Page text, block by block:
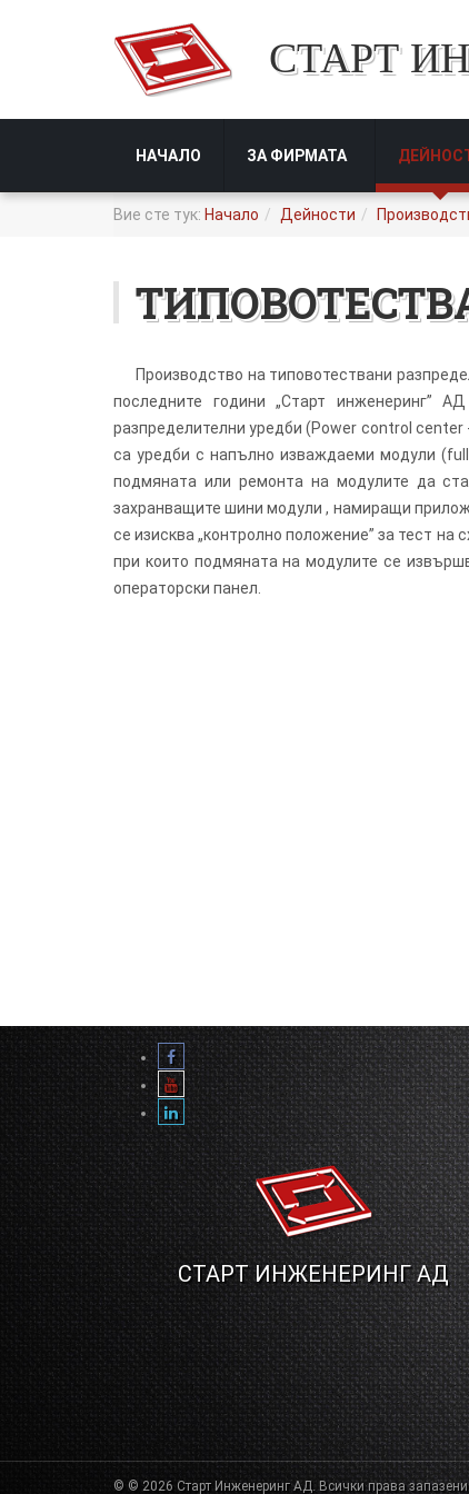
СТАРТ
НАЧАЛО ЗА ФИРМАТА
Вие сте тук: Начало Дейности
Производство на типовотествани
последните години „Старт инженеринг”
разпределителни уредби (Рower control center
са уредби с напълно изваждаеми модули
подмяната или ремонта на модулите да
захранващите шини модули , намиращи
се изисква „контролно положение” за тест
при които подмяната на модулите се
операторски панел.
СТАРТ ИНЖЕНЕРИНГ АД
© © 2026 Старт Инженеринг АД. Всички права запазени.